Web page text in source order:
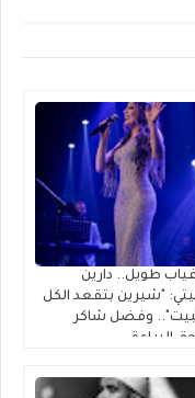
طويل.. دارين
"شيرين بتقعد الكل
وفضل شاكر
البراءة